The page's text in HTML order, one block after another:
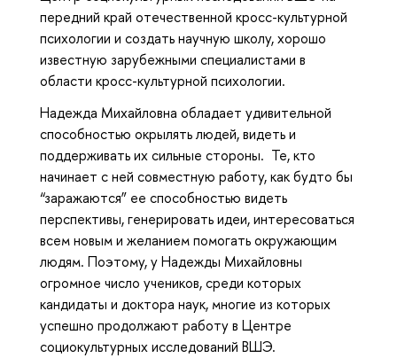
передний край отечественной кросс-культурной
психологии и создать научную школу, хорошо
известную зарубежными специалистами в
области кросс-культурной психологии.
Надежда Михайловна обладает удивительной
способностью окрылять людей, видеть и
поддерживать их сильные стороны. Те, кто
начинает с ней совместную работу, как будто бы
“заражаются” ее способностью видеть
перспективы, генерировать идеи, интересоваться
всем новым и желанием помогать окружающим
людям. Поэтому, у Надежды Михайловны
огромное число учеников, среди которых
кандидаты и доктора наук, многие из которых
успешно продолжают работу в Центре
социокультурных исследований ВШЭ.